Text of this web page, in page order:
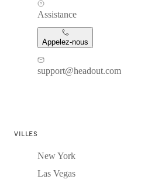
Assistance
Appelez-nous
support@headout.com
VILLES
New York
Las Vegas